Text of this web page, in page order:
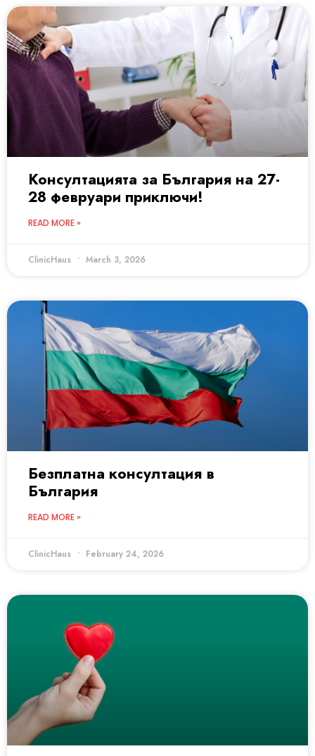
Консултацията за България на 27-
28 февруари приключи!
READ MORE »
ClinicHaus March 3, 2026
Безплатна консултация в
България
READ MORE »
ClinicHaus February 24, 2026